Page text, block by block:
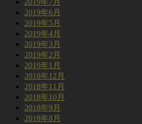
2019年7月
2019年6月
2019年5月
2019年4月
2019年3月
2019年2月
2019年1月
2018年12月
2018年11月
2018年10月
2018年9月
2018年8月